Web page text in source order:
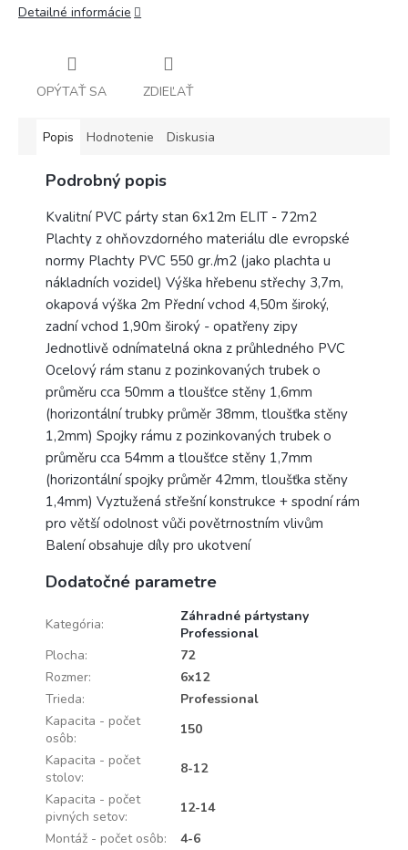
Detailné informácie
OPÝTAŤ SA ZDIEĽAŤ
Popis Hodnotenie Diskusia
Podrobný popis
Kvalitní PVC párty stan 6x12m ELIT - 72m2
Plachty z ohňovzdorného materiálu dle evropské
normy Plachty PVC 550 gr./m2 (jako plachta u
nákladních vozidel) Výška hřebenu střechy 3,7m,
okapová výška 2m Přední vchod 4,50m široký,
zadní vchod 1,90m široký - opatřeny zipy
Jednotlivě odnímatelná okna z průhledného PVC
Ocelový rám stanu z pozinkovaných trubek o
průměru cca 50mm a tloušťce stěny 1,6mm
(horizontální trubky průměr 38mm, tloušťka stěny
1,2mm) Spojky rámu z pozinkovaných trubek o
průměru cca 54mm a tloušťce stěny 1,7mm
(horizontální spojky průměr 42mm, tloušťka stěny
1,4mm) Vyztužená střešní konstrukce + spodní rám
pro větší odolnost vůči povětrnostním vlivům
Balení obsahuje díly pro ukotvení
Dodatočné parametre
Kategória:
Záhradné pártystany
Professional
Plocha:
72
Rozmer:
6x12
Trieda:
Professional
Kapacita - počet
osôb:
150
Kapacita - počet
stolov:
8-12
Kapacita - počet
pivných setov:
12-14
Montáž - počet osôb:
4-6